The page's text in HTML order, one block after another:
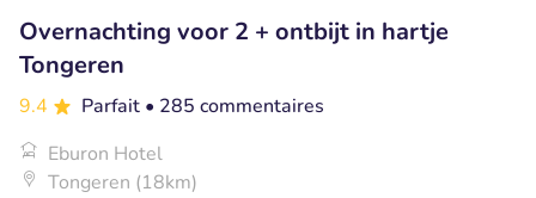
Overnachting voor 2 + ontbijt in hartje
Tongeren
9.4 Parfait • 285 commentaires
Eburon Hotel
Tongeren (18km)